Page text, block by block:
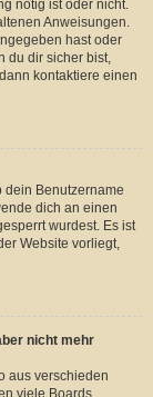
hast, dass du
oder deiner
erhalten hast. Wenn
werden. Bei
erst freigeschaltet
Administrator. Bei
Anweisungen.
hast oder
dir sicher bist,
kontaktiere einen
Benutzername
dich an einen
wurdest. Es ist
Website vorliegt,